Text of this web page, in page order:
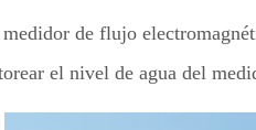
de flujo
el nivel de agua del